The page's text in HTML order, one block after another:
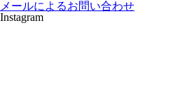
メールによるお問い合わせ
Instagram